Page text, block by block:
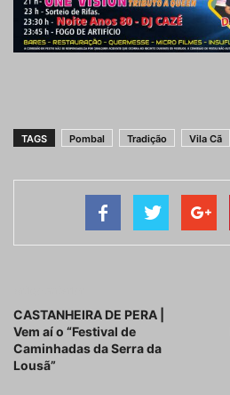
TAGS Pombal Tradição Vila Cã
CASTANHEIRA DE PERA |
Vem aí o “Festival de
Caminhadas da Serra da
Lousã”